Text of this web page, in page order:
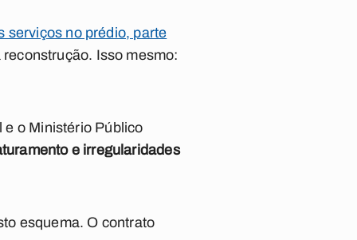
serviços no prédio, parte
Isso mesmo:
e o Ministério Público
e irregularidades
esquema. O contrato